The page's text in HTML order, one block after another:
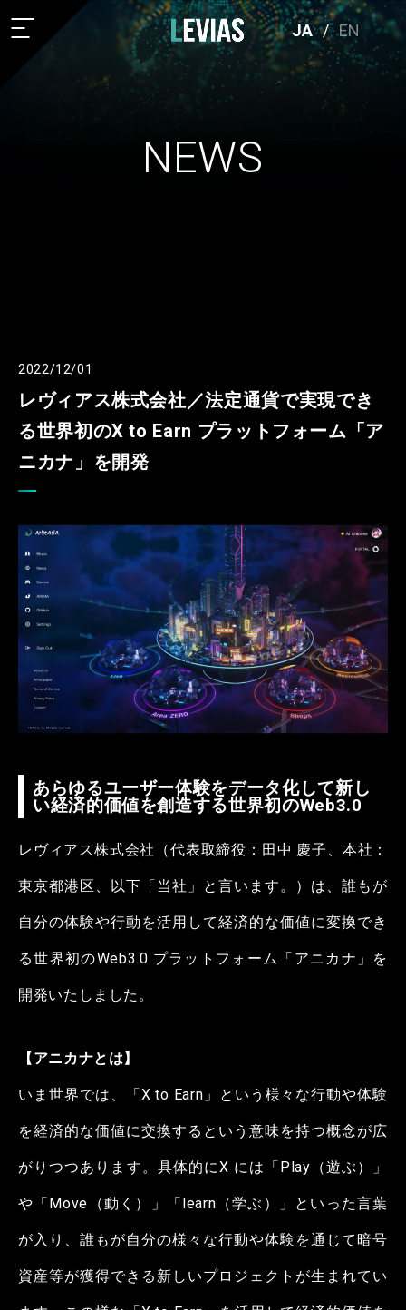
JA / EN
NEWS
2022/12/01
レヴィアス株式会社／法定通貨で実現でき
る世界初のX to Earn プラットフォーム「ア
ニカナ」を開発
あらゆるユーザー体験をデータ化して新し
い経済的価値を創造する世界初のWeb3.0
レヴィアス株式会社（代表取締役：田中 慶子、本社：
東京都港区、以下「当社」と言います。）は、誰もが
自分の体験や行動を活用して経済的な価値に変換でき
る世界初のWeb3.0 プラットフォーム「アニカナ」を
開発いたしました。
【アニカナとは】
いま世界では、「X to Earn」という様々な行動や体験
を経済的な価値に交換するという意味を持つ概念が広
がりつつあります。具体的にX には「Play（遊ぶ）」
や「Move（動く）」「learn（学ぶ）」といった言葉
が入り、誰もが自分の様々な行動や体験を通じて暗号
資産等が獲得できる新しいプロジェクトが生まれてい